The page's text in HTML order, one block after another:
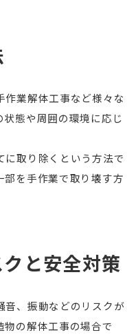
業解体工事など様々な
態や周囲の環境に応じ
取り除くという方法で
を手作業で取り壊す方
と安全対策
音、振動などのリスクが
の解体工事の場合で